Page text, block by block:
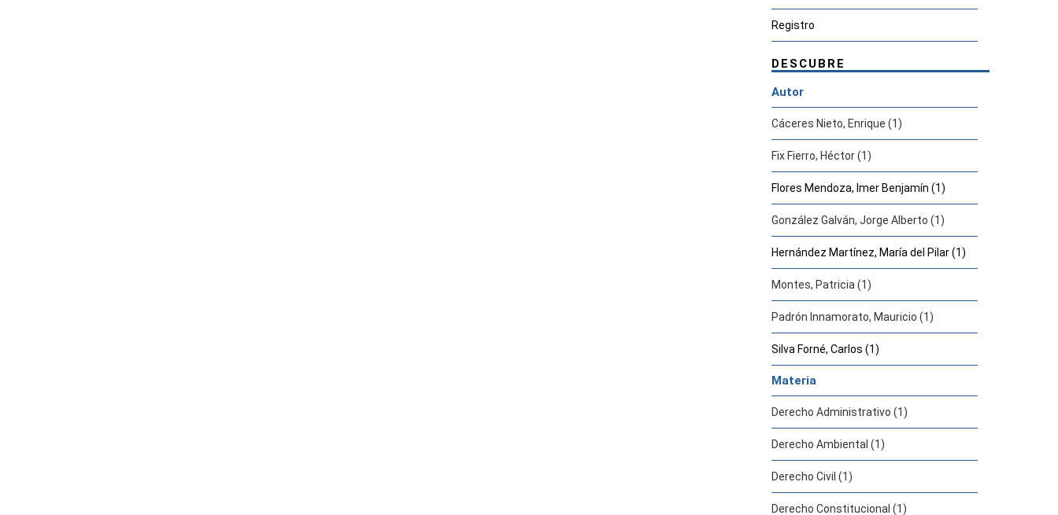
Registro
DESCUBRE
Autor
Cáceres Nieto, Enrique (1)
Fix Fierro, Héctor (1)
Flores Mendoza, Imer Benjamín (1)
González Galván, Jorge Alberto (1)
Hernández Martínez, María del Pilar (1)
Montes, Patricia (1)
Padrón Innamorato, Mauricio (1)
Silva Forné, Carlos (1)
Materia
Derecho Administrativo (1)
Derecho Ambiental (1)
Derecho Civil (1)
Derecho Constitucional (1)